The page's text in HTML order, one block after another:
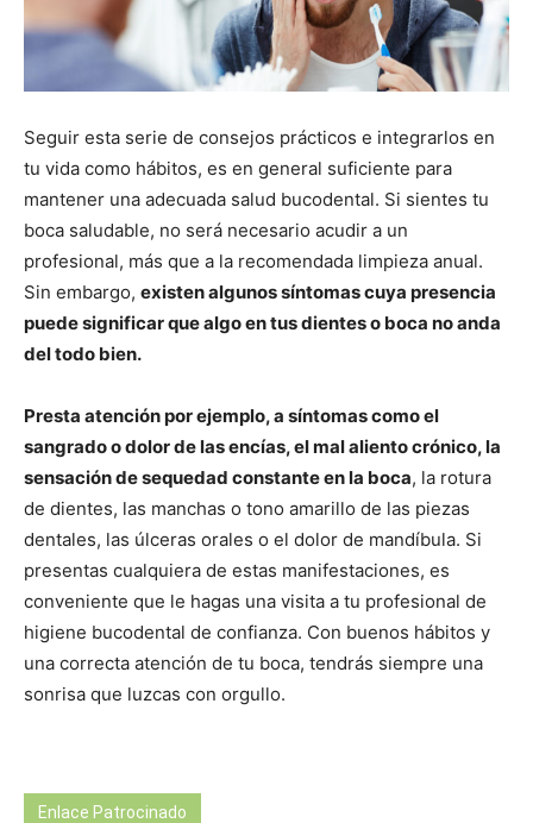
Seguir esta serie de consejos prácticos e integrarlos en
tu vida como hábitos, es en general suficiente para
mantener una adecuada salud bucodental. Si sientes tu
boca saludable, no será necesario acudir a un
profesional, más que a la recomendada limpieza anual.
Sin embargo, existen algunos síntomas cuya presencia
puede significar que algo en tus dientes o boca no anda
del todo bien.
Presta atención por ejemplo, a síntomas como el
sangrado o dolor de las encías, el mal aliento crónico, la
sensación de sequedad constante en la boca, la rotura
de dientes, las manchas o tono amarillo de las piezas
dentales, las úlceras orales o el dolor de mandíbula. Si
presentas cualquiera de estas manifestaciones, es
conveniente que le hagas una visita a tu profesional de
higiene bucodental de confianza. Con buenos hábitos y
una correcta atención de tu boca, tendrás siempre una
sonrisa que luzcas con orgullo.
Enlace Patrocinado